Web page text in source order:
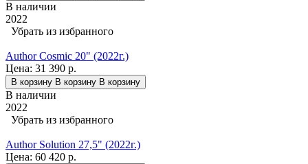
В наличии
2022
Убрать из избранного
Author Cosmic 20" (2022г.)
Цена: 31 390 р.
В корзину В корзину В корзину
В наличии
2022
Убрать из избранного
Author Solution 27,5" (2022г.)
Цена: 60 420 р.